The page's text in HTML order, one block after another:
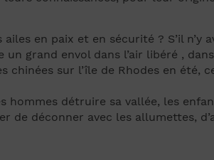
en paix et en sécurité ? S’il n’y
grand envol dans l’air libéré , dans
sur l’île de Rhodes en été,
hommes détruire sa vallée, les
de déconner avec les allumettes,